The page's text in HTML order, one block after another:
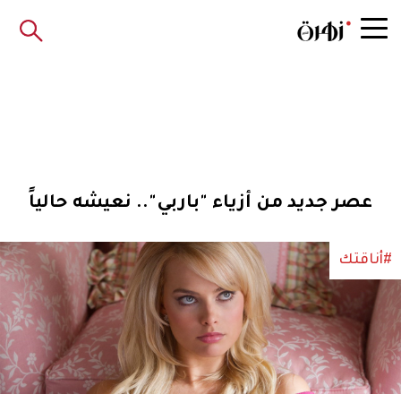
عصر جديد من أزياء "باربي".. نعيشه حالياً
#أناقتك